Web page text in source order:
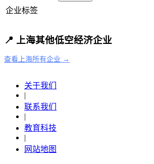
企业标签
📍 上海其他低空经济企业
查看上海所有企业 →
关于我们
|
联系我们
|
教育科技
|
网站地图